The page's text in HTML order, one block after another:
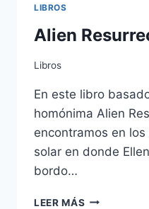
LIBROS
Alien
Libros
En este libro
homónima Alien
encontramos en
solar en donde
bordo…
LEER MÁS ALIEN